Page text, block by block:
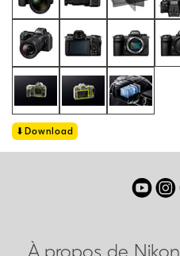
Download
À propos de Nikon